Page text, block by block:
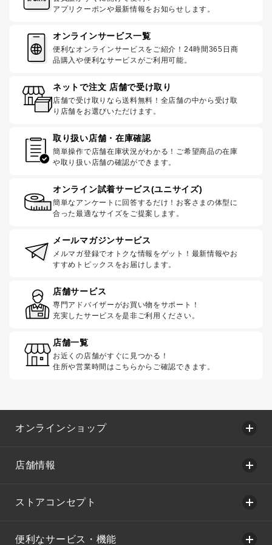
アプリクーポンや最新情報をお知らせします。
オンラインサービス一覧
便利なオンラインサービスをご紹介！24時間365日商
品購入や便利なサービスがご利用可能。
ネットで注文 店舗で受け取り
店舗で受け取りなら送料無料！全店舗の中から受け取
り店舗をお選びいただけます。
取り扱い店舗・在庫確認
簡単操作で店舗在庫状況がわかる！ご希望商品の在庫
や取り扱い店舗の確認ができます。
オンライン試着サービス(ユニサイズ)
簡単なアンケートに回答するだけ！お客さまの体型に
合った最適なサイズをご提案します。
メールマガジンサービス
メルマガ登録でオトクな情報をゲット！最新情報やお
すすめトピックスをお届けします。
店舗サービス
専門アドバイザーがお買い物をサポート！
充実したサービスを是非ご利用ください。
店舗一覧
お近くの店舗がすぐに見つかる！
住所や営業時間はこちらからご確認できます。
オンラインショップ
店舗情報
ストアコンセプト
便利なサービス・機能